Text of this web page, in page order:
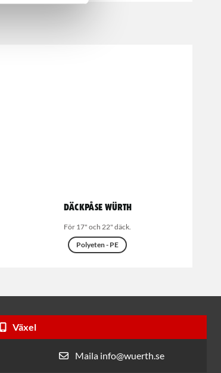
Däckpåse Würth
För 17" och 22" däck.
Polyeten - PE
Växel
Maila info@wuerth.se